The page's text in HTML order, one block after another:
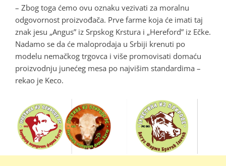
– Zbog toga ćemo ovu oznaku vezivati za moralnu
odgovornost proizvođača. Prve farme koja će imati taj
znak jesu „Angus” iz Srpskog Krstura i „Hereford” iz Ečke.
Nadamo se da će maloprodaja u Srbiji krenuti po
modelu nemačkog trgovca i više promovisati domaću
proizvodnju junećeg mesa po najvišim standardima –
rekao je Keco.